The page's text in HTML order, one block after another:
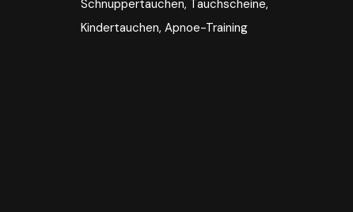
Schnuppertauchen, Tauchscheine,
Kindertauchen, Apnoe-Training